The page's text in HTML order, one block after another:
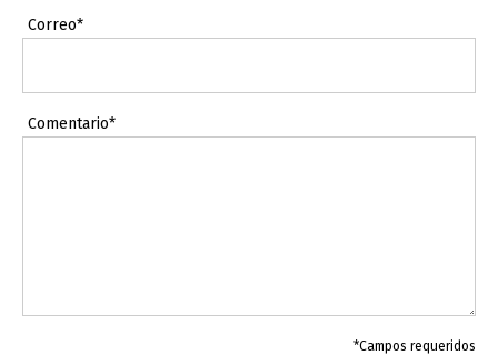
Correo*
Comentario*
*Campos requeridos